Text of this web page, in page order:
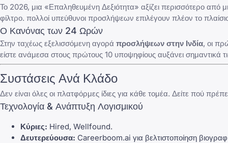
Το 2026, μια «Επαληθευμένη Δεξιότητα» αξίζει περισσότερο
φίλτρο. πολλοί υπεύθυνοι προσλήψεων επιλέγουν πλέον το
Ο Κανόνας των 24 Ωρών
Στην ταχέως εξελισσόμενη αγορά προσλήψεων στην Ινδία, οι
είστε ανάμεσα στους πρώτους 10 υποψηφίους αυξάνει
Συστάσεις Ανά Κλάδο
Δεν είναι όλες οι πλατφόρμες ίδιες για κάθε τομέα. Δείτε πού
Τεχνολογία & Ανάπτυξη Λογισμικού
Κύριες: Hired, Wellfound.
Δευτερεύουσα: Careerboom.ai για βελτιστοποίηση